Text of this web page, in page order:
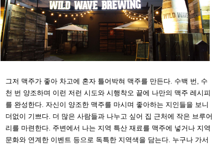
그저 맥주가 좋아 차고에 혼자 틀어박혀 맥주를 만든다. 수백 번, 수
천 번 양조하며 이런 저런 시도와 시행착오 끝에 나만의 맥주 레시피
를 완성한다. 자신이 양조한 맥주를 마시며 좋아하는 지인들을 보니
더없이 기쁘다. 더 많은 사람들과 나누고 싶어 집 근처에 작은 브루어
리를 마련한다. 주변에서 나는 지역 특산 재료를 맥주에 넣거나 지역
문화와 연계한 이벤트 등으로 독특한 지역색을 담는다. 누구나 가서